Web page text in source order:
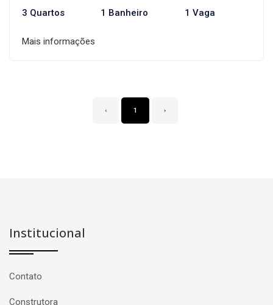
3 Quartos 1 Banheiro 1 Vaga
Mais informações
‹ 1 ›
Institucional
Contato
Construtora